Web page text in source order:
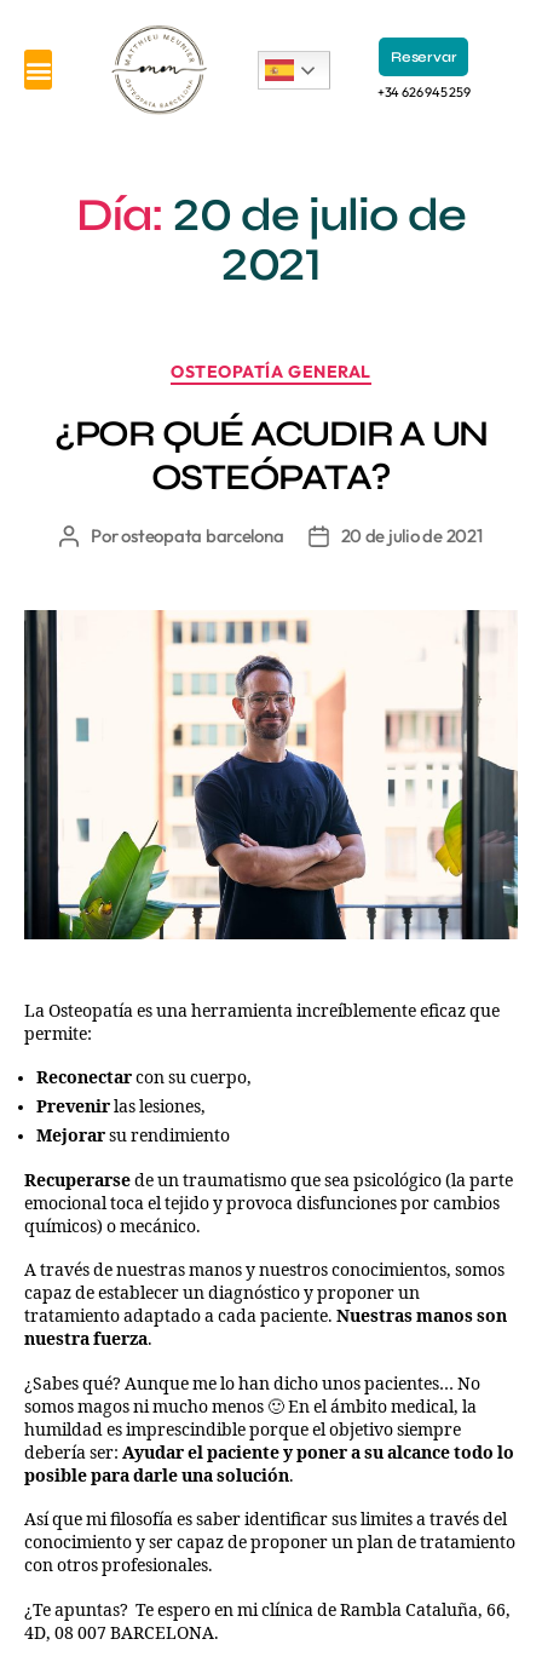
Reservar
+34 626 945 259
Día: 20 de julio de
2021
OSTEOPATÍA GENERAL
¿POR QUÉ ACUDIR A UN
OSTEÓPATA?
Porosteopata barcelona 20 de julio de 2021
La Osteopatía es una herramienta increíblemente eficaz que
permite:
Reconectarcon su cuerpo,
Prevenirlas lesiones,
Mejorarsu rendimiento
Recuperarsede un traumatismo que sea psicológico (la parte
emocional toca el tejido y provoca disfunciones por cambios
químicos) o mecánico.
A través de nuestras manos y nuestros conocimientos, somos
capaz de establecer un diagnóstico y proponer un
tratamiento adaptado a cada paciente. Nuestras manos son
nuestra fuerza.
¿Sabes qué? Aunque me lo han dicho unos pacientes… No
somos magos ni mucho menos 🙂 En el ámbito medical, la
humildad es imprescindible porque el objetivo siempre
debería ser: Ayudar el pacientey poner a su alcance todo lo
posible para darle una solución.
Así que mi filosofía es saber identificar sus limites a través del
conocimiento y ser capaz de proponer un plan de tratamiento
con otros profesionales.
¿Te apuntas? Te espero en mi clínica de Rambla Cataluña, 66,
4D, 08 007 BARCELONA.